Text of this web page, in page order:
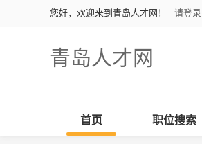
您好，欢迎来到青岛人才网！ 请登录
青岛人才网
首页 职位搜索